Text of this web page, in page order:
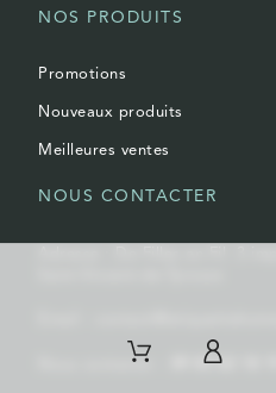
NOS PRODUITS
Promotions
Nouveaux produits
Meilleures ventes
NOUS CONTACTER
Nous contacter : 09 83 63 18 19